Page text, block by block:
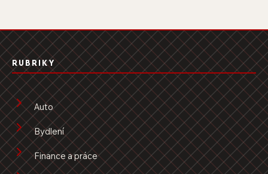
RUBRIKY
Auto
Bydlení
Finance a práce